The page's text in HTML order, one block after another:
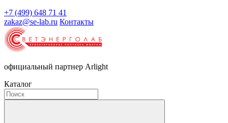
+7 (499) 648 71 41
zakaz@se-lab.ru Контакты
официальный партнер Arlight
Каталог